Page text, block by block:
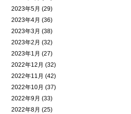
2023年5月 (29)
2023年4月 (36)
2023年3月 (38)
2023年2月 (32)
2023年1月 (27)
2022年12月 (32)
2022年11月 (42)
2022年10月 (37)
2022年9月 (33)
2022年8月 (25)